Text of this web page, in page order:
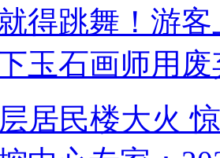
得跳舞！游客
玉石画师用
居民楼大火